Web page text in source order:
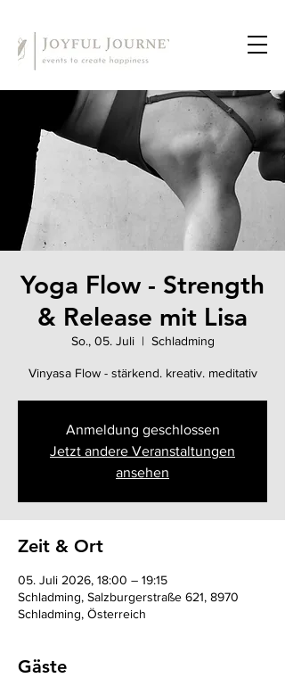
Yoga Flow - Strength
& Release mit Lisa
So., 05. Juli
  |
Schladming
Vinyasa Flow - stärkend. kreativ. meditativ
Anmeldung geschlossen
Jetzt andere Veranstaltungen
ansehen
Zeit & Ort
05. Juli 2026, 18:00 – 19:15
Schladming, Salzburgerstraße 621, 8970
Schladming, Österreich
Gäste